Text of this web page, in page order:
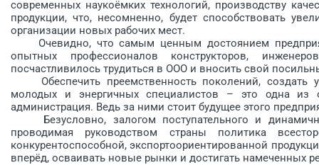
современных наукоёмких технологий, производству
продукции, что, несомненно, будет способствовать
организации новых рабочих мест.
Очевидно, что самым ценным достоянием
опытных профессионалов конструкторов,
посчастливилось трудиться в ООО и вносить свой
Обеспечить преемственность поколений, создать
молодых и энергичных специалистов – это одна из
администрация. Ведь за ними стоит будущее этого
Безусловно, залогом поступательного и
проводимая руководством страны политика
конкурентоспособной, экспортоори­ентированной
вперёд, осваивать новые рынки и достигать намеченных